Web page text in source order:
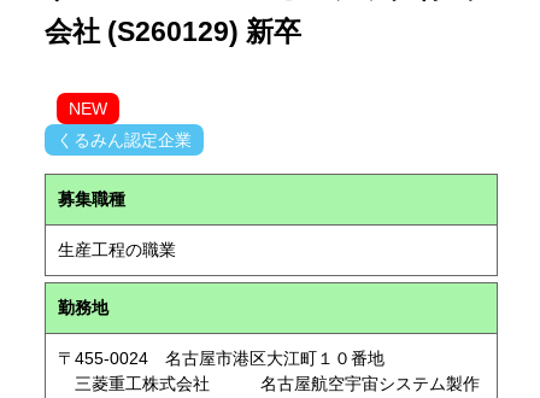
会社 (S260129) 新卒
NEW
くるみん認定企業
募集職種
生産工程の職業
勤務地
〒455-0024 名古屋市港区大江町１０番地
三菱重工株式会社 名古屋航空宇宙システム製作